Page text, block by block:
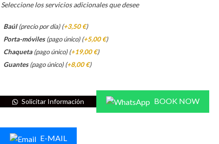
Seleccione los servicios adicionales que desee
Baúl(precio por día) (+3,50 €)
Porta-móviles(pago único) (+5,00 €)
Chaqueta(pago único) (+19,00 €)
Guantes(pago único) (+8,00 €)
Solicitar Información BOOK NOW
E-MAIL